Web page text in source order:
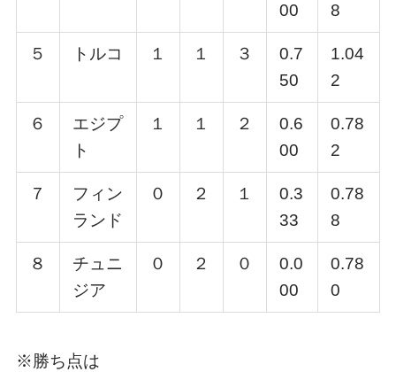
00
8
５ トルコ １ １ ３
0.7
50
1.04
2
６
エジプ
ト
１ １ ２
0.6
00
0.78
2
７
フィン
ランド
０ ２ １
0.3
33
0.78
8
８
チュニ
ジア
０ ２ ０
0.0
00
0.78
0
※勝ち点は